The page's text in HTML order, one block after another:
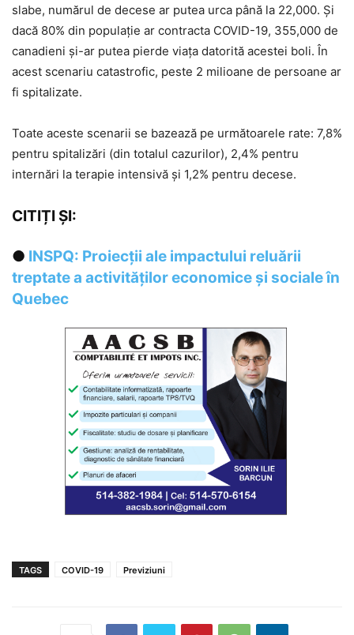
slabe, numărul de decese ar putea urca până la 22,000. Și
dacă 80% din populație ar contracta COVID-19, 355,000 de
canadieni și-ar putea pierde viața datorită acestei boli. În
acest scenariu catastrofic, peste 2 milioane de persoane ar
fi spitalizate.
Toate aceste scenarii se bazează pe următoarele rate: 7,8%
pentru spitalizări (din totalul cazurilor), 2,4% pentru
internări la terapie intensivă și 1,2% pentru decese.
CITIȚI ȘI:
● INSPQ: Proiecții ale impactului reluării
treptate a activităților economice și sociale în
Quebec
TAGS COVID-19 Previziuni